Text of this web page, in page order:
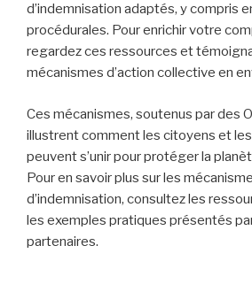
d’indemnisation adaptés, y compris
procédurales. Pour enrichir votre
regardez ces ressources et
mécanismes d’action collective en
Ces mécanismes, soutenus par des
illustrent comment les citoyens et
peuvent s’unir pour protéger la
Pour en savoir plus sur les
d’indemnisation, consultez les
les exemples pratiques présentés
partenaires.